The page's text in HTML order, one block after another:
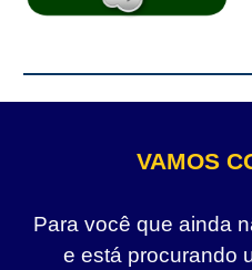
VAMOS
Para você que ainda
e está procurando